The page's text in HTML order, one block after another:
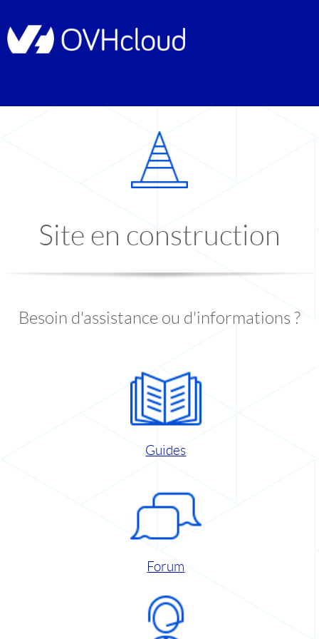
Site en construction
Besoin d'assistance ou d'informations ?
Guides
Forum